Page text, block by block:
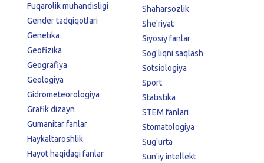
Fuqarolik muhandisligi
Gender tadqiqotlari
Genetika
Geofizika
Geografiya
Geologiya
Gidrometeorologiya
Grafik dizayn
Gumanitar fanlar
Haykaltaroshlik
Hayot haqidagi fanlar
Shaharsozlik
She'riyat
Siyosiy fanlar
Sog'liqni saqlash
Sotsiologiya
Sport
Statistika
STEM fanlari
Stomatologiya
Sug'urta
Sun'iy intellekt